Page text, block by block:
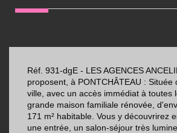
Réf. 931-dgE - LES AGENCES
proposent, à PONTCHÂTEAU : Située
ville, avec un accès immédiat à toutes
grande maison familiale rénovée,
171 m² habitable. Vous y découvrirez
une entrée, un salon-séjour très